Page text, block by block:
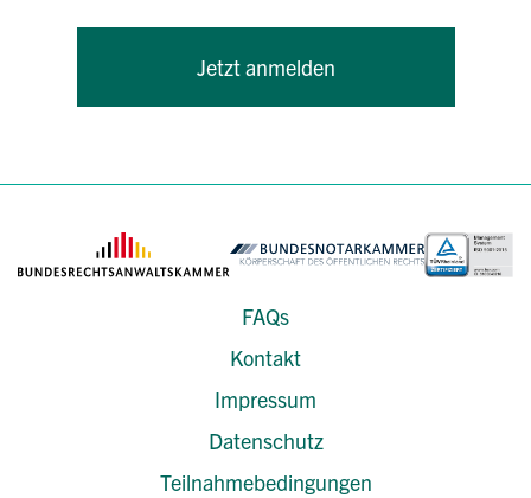
Jetzt anmelden
FAQs
Kontakt
Impressum
Datenschutz
Teilnahmebedingungen